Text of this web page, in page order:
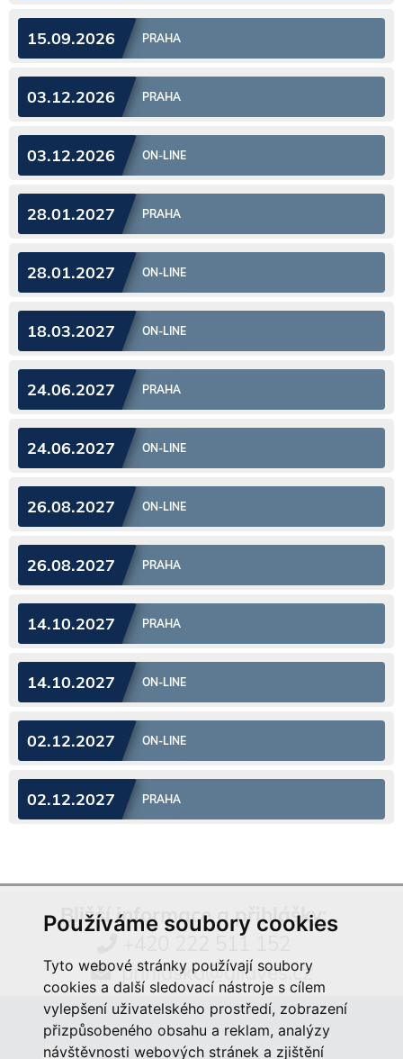
Používáme soubory cookies
Tyto webové stránky používají soubory
cookies a další sledovací nástroje s cílem
vylepšení uživatelského prostředí, zobrazení
přizpůsobeného obsahu a reklam, analýzy
návštěvnosti webových stránek a zjištění
15.09.2026 PRAHA
03.12.2026 PRAHA
03.12.2026 ON-LINE
28.01.2027 PRAHA
28.01.2027 ON-LINE
18.03.2027 ON-LINE
24.06.2027 PRAHA
24.06.2027 ON-LINE
26.08.2027 ON-LINE
26.08.2027 PRAHA
14.10.2027 PRAHA
14.10.2027 ON-LINE
02.12.2027 ON-LINE
02.12.2027 PRAHA
Bližší informace a přihlášky:
+420 222 511 152
prihlaska@aliaves.cz